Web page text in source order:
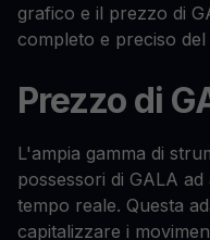
grafico e il prezzo di
completo e preciso
Prezzo di
L'ampia gamma di
possessori di GALA
tempo reale. Questa
capitalizzare i